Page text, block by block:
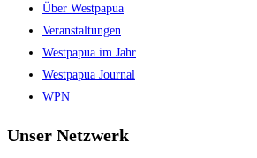
Über Westpapua
Veranstaltungen
Westpapua im Jahr
Westpapua Journal
WPN
Unser Netzwerk